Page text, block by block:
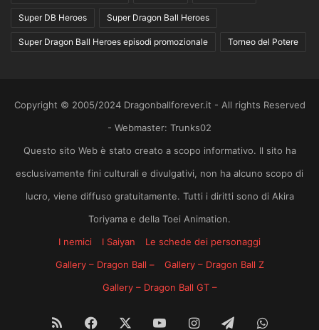
Super DB Heroes Super Dragon Ball Heroes
Super Dragon Ball Heroes episodi promozionale Torneo del Potere
Copyright © 2005/2024 Dragonballforever.it - All rights Reserved
- Webmaster: Trunks02
Questo sito Web è stato creato a scopo informativo. Il sito ha
esclusivamente fini culturali e divulgativi, non ha alcuno scopo di
lucro, viene diffuso gratuitamente. Tutti i diritti sono di Akira
Toriyama e della Toei Animation.
I nemici
I Saiyan
Le schede dei personaggi
Gallery – Dragon Ball –
Gallery – Dragon Ball Z
Gallery – Dragon Ball GT –
RSS Facebook InstagramTelegram